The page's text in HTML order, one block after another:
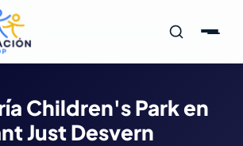
Children's Park en
Just Desvern